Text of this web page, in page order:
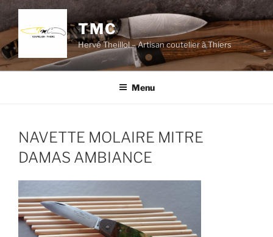
Aller
contenu
principal
TMC
Hervé Theillol – Artisan coutelier à Thiers
Menu
NAVETTE MOLAIRE MITRE
DAMAS AMBIANCE